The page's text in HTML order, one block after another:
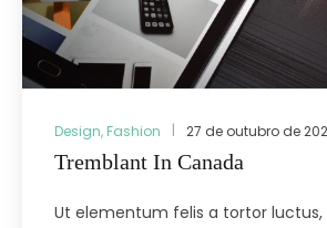
Design, Fashion 27 de outubro de
Tremblant In Canada
Ut elementum felis a tortor